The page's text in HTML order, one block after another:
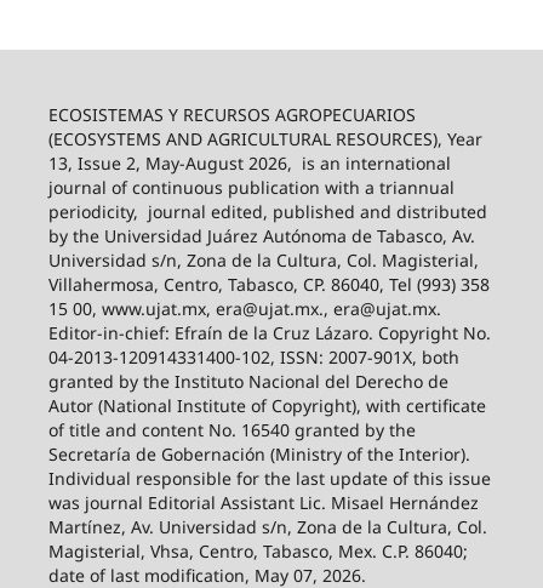
ECOSISTEMAS Y RECURSOS AGROPECUARIOS
(ECOSYSTEMS AND AGRICULTURAL RESOURCES), Year
13, Issue 2, May-August 2026, is an international
journal of continuous publication with a triannual
periodicity, journal edited, published and distributed
by the Universidad Juárez Autónoma de Tabasco, Av.
Universidad s/n, Zona de la Cultura, Col. Magisterial,
Villahermosa, Centro, Tabasco, CP. 86040, Tel (993) 358
15 00, www.ujat.mx, era@ujat.mx., era@ujat.mx.
Editor-in-chief: Efraín de la Cruz Lázaro. Copyright No.
04-2013-120914331400-102, ISSN: 2007-901X, both
granted by the Instituto Nacional del Derecho de
Autor (National Institute of Copyright), with certificate
of title and content No. 16540 granted by the
Secretaría de Gobernación (Ministry of the Interior).
Individual responsible for the last update of this issue
was journal Editorial Assistant Lic. Misael Hernández
Martínez, Av. Universidad s/n, Zona de la Cultura, Col.
Magisterial, Vhsa, Centro, Tabasco, Mex. C.P. 86040;
date of last modification, May 07, 2026.